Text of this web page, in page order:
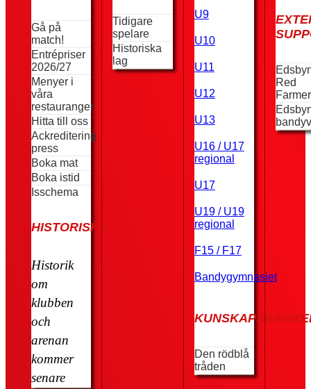
Gå på
match!
Entrépriser
2026/27
Menyer i
våra
restauranger
Hitta till oss
Ackreditering
press
Boka mat
Boka istid
Isschema
HISTORISKT
Historik
om
klubben
och
arenan
kommer
senare
Tidigare
spelare
Historiska
lag
U9
U10
U11
U12
U13
U16 / U17
regional
U17
U19 / U19
regional
F15 / F17
Bandygymnasiet
Den rödblå
tråden
Red